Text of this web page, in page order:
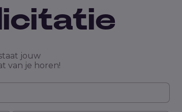
jouw
van je horen!